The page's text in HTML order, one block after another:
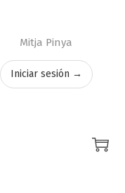
Mitja Pinya
Iniciar sesión →